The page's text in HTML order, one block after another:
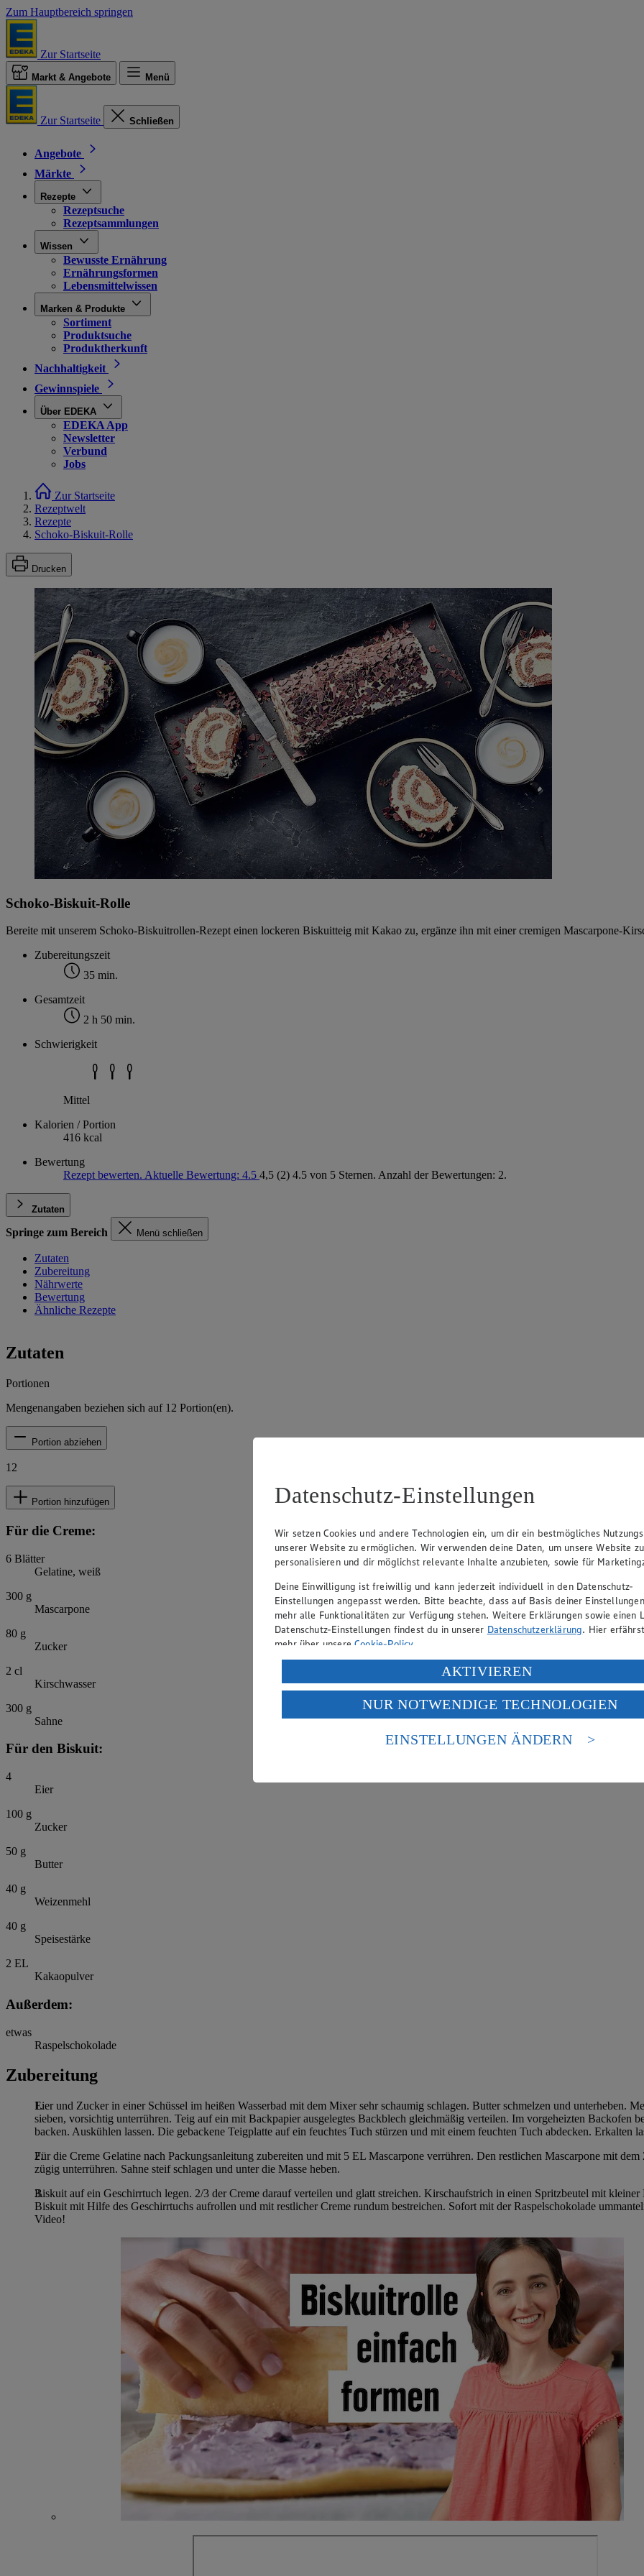
Zum Hauptbereich springen
Zur Startseite
Markt & Angebote Menü
Zur Startseite Schließen
Angebote
Märkte
Rezepte
Rezeptsuche
Rezeptsammlungen
Wissen
Bewusste Ernährung
Ernährungsformen
Lebensmittelwissen
Marken & Produkte
Sortiment
Produktsuche
Produktherkunft
Nachhaltigkeit
Gewinnspiele
Über EDEKA
EDEKA App
Newsletter
Verbund
Jobs
Zur Startseite
Rezeptwelt
Rezepte
Schoko-Biskuit-Rolle
Drucken
Schoko-Biskuit-Rolle
Bereite mit unserem Schoko-Biskuitrollen-Rezept einen lockeren Biskuitteig mit Kakao zu, ergänze ihn mit einer cremigen Mascarpone-
Zubereitungszeit
35 min.
Gesamtzeit
2 h 50 min.
Schwierigkeit
Mittel
Kalorien / Portion
416 kcal
Bewertung
Rezept bewerten. Aktuelle Bewertung: 4.5 4,5 (2) 4.5 von 5 Sternen. Anzahl der Bewertungen: 2.
Zutaten
Springe zum Bereich Menü schließen
Zutaten
Zubereitung
Nährwerte
Bewertung
Ähnliche Rezepte
Zutaten
Portionen
Mengenangaben beziehen sich auf 12 Portion(en).
Portion abziehen
12
Portion hinzufügen
Für die Creme:
6 Blätter
Gelatine, weiß
300 g
Mascarpone
80 g
Zucker
2 cl
Kirschwasser
300 g
Sahne
Für den Biskuit:
4
Eier
100 g
Zucker
50 g
Butter
40 g
Weizenmehl
40 g
Speisestärke
2 EL
Kakaopulver
Außerdem:
etwas
Raspelschokolade
Zubereitung
Eier und Zucker in einer Schüssel im heißen Wasserbad mit dem Mixer sehr schaumig schlagen. Butter schmelzen und unterheben.
sieben, vorsichtig unterrühren. Teig auf ein mit Backpapier ausgelegtes Backblech gleichmäßig verteilen. Im vorgeheizten
backen. Auskühlen lassen. Die gebackene Teigplatte auf ein feuchtes Tuch stürzen und mit einem feuchten Tuch abdecken. Erkalten
Für die Creme Gelatine nach Packungsanleitung zubereiten und mit 5 EL Mascarpone verrühren. Den restlichen Mascarpone mit
zügig unterrühren. Sahne steif schlagen und unter die Masse heben.
Biskuit auf ein Geschirrtuch legen. 2/3 der Creme darauf verteilen und glatt streichen. Kirschaufstrich in einen Spritzbeutel mit
Biskuit mit Hilfe des Geschirrtuchs aufrollen und mit restlicher Creme rundum bestreichen. Sofort mit der Raspelschokolade
Video!
Datenschutz-Einstellungen
Wir setzen Cookies und andere Technologien ein, um dir ein bestmögliches
unserer Website zu ermöglichen. Wir verwenden deine Daten, um unsere Website zu
personalisieren und dir möglichst relevante Inhalte anzubieten, sowie für
Deine Einwilligung ist freiwillig und kann jederzeit individuell in den Datenschutz-
Einstellungen angepasst werden. Bitte beachte, dass auf Basis deiner
mehr alle Funktionalitäten zur Verfügung stehen. Weitere Erklärungen sowie einen
Datenschutz-Einstellungen findest du in unserer Datenschutzerklärung. Hier
mehr über unsereCookie-Policy.
Verarbeitung deiner personenbezogenen Daten in den USA durch Facebook und
Wenn du auf „Aktivieren“ klickst, willigst du im Sinne des Art. 49 Abs. 1 Satz 1 lit.
ein, dass deine Daten in den USA verarbeitet werden. Der EuGH sieht die USA als
einem nach europäischen Standards nicht angemessenen Datenschutzniveau an. Es
Risiko eines Zugriffs durch US-amerikanische Behörden.
AKTIVIEREN
NUR NOTWENDIGE TECHNOLOGIEN
EINSTELLUNGEN ÄNDERN